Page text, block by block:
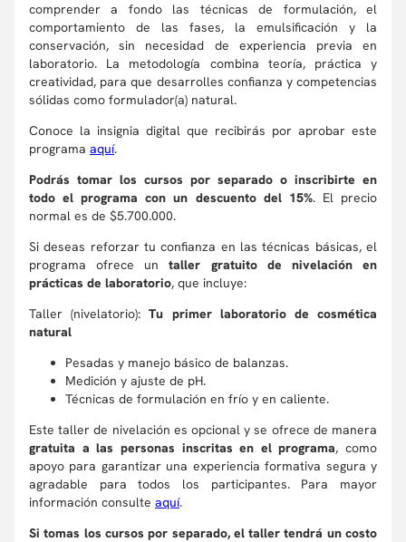
comprender a fondo las técnicas de formulación, el
comportamiento de las fases, la emulsificación y la
conservación, sin necesidad de experiencia previa en
laboratorio. La metodología combina teoría, práctica y
creatividad, para que desarrolles confianza y competencias
sólidas como formulador(a) natural.
Conoce la insignia digital que recibirás por aprobar este
programa aquí.
Podrás tomar los cursos por separado o inscribirte en
todo el programa con un descuento del 15%. El precio
normal es de $5.700.000.
Si deseas reforzar tu confianza en las técnicas básicas, el
programa ofrece untaller gratuito de nivelación en
prácticas de laboratorio, que incluye:
Taller (nivelatorio):Tu primer laboratorio de cosmética
natural
Pesadas y manejo básico de balanzas.
Medición y ajuste de pH.
Técnicas de formulación en frío y en caliente.
Este taller de nivelación es opcional y se ofrece de manera
gratuita a las personas inscritas en el programa, como
apoyo para garantizar una experiencia formativa segura y
agradable para todos los participantes. Para mayor
información consulte aquí.
Si tomas los cursos por separado, el taller tendrá un costo